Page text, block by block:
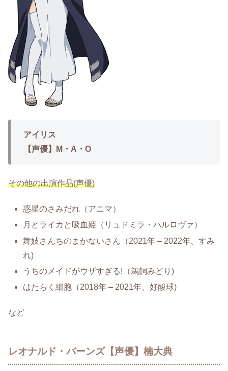
アイリス
【声優】M・A・O
その他の出演作品(声優)
惑星のさみだれ（アニマ）
月とライカと吸血姫（リュドミラ・ハルロヴァ）
舞妓さんちのまかないさん（2021年 – 2022年、すみ
れ)
うちのメイドがウザすぎる!（鵜飼みどり)
はたらく細胞（2018年 – 2021年、好酸球)
など
レオナルド・バーンズ【声優】楠大典